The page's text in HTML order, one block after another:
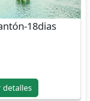
18dias
detalles